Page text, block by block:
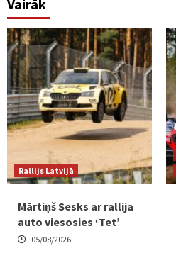
Vairāk
Rallijs Latvijā
Mārtiņš Sesks ar rallija
auto viesosies ‘Tet’
05/08/2026